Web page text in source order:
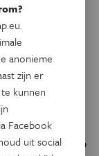
compleet
ze legden
grofweg drie op
anonieme
zijn er
kunnen
Facebook
uit social